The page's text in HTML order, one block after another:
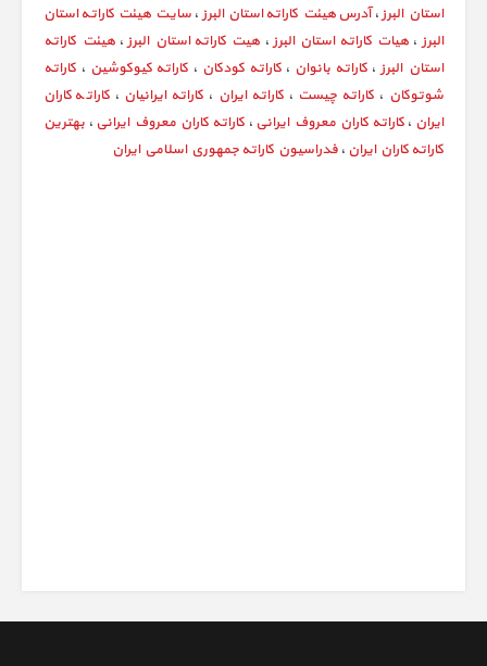
استان البرز،آدرس هیئت کاراته استان البرز،سایت هیئت کاراته استان
البرز، هیات کاراته استان البرز، هیت کاراته استان البرز،هیئت کاراته
استان البرز،کاراته بانوان ،کاراته کودکان ، کاراته کیوکوشین ، کاراته
شوتوکان ، کاراته چیست ،کاراته ایران ، کاراته ایرانیان ،کاراته کاران
ایران ،کاراته کاران معروف ایرانی ، کاراته کاران معروف ایرانی ، بهترین
کاراته کاران ایران ،فدراسيون کاراته جمهوري اسلامي ايران